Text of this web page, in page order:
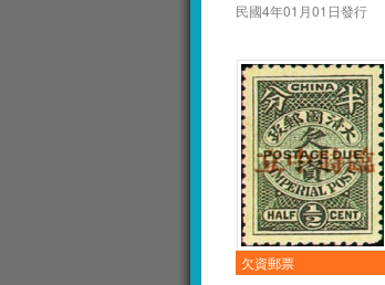
民國4年01月01日發行
欠資郵票